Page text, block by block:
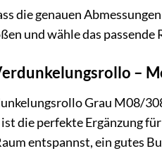
die genauen
und wähle das passende
–
Grau M08/
die perfekte Ergänzung
entspannst, ein gutes